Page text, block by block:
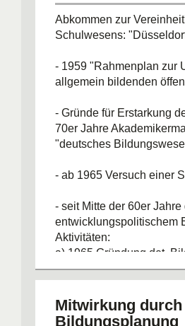
Abkommen zur
Schulwesens:
- 1959 "Rahmenplan zur
allgemein bildenden
- Gründe für Erstarkung
70er Jahre
"deutsches
- ab 1965 Versuch einer
- seit Mitte der 60er
entwicklungspolitischem
Aktivitäten:
a) 1965 Gründung det.
b) 1969
c) 1970 Strukturplan für
Kommission für
Mitwirkung
Bildungsplanung